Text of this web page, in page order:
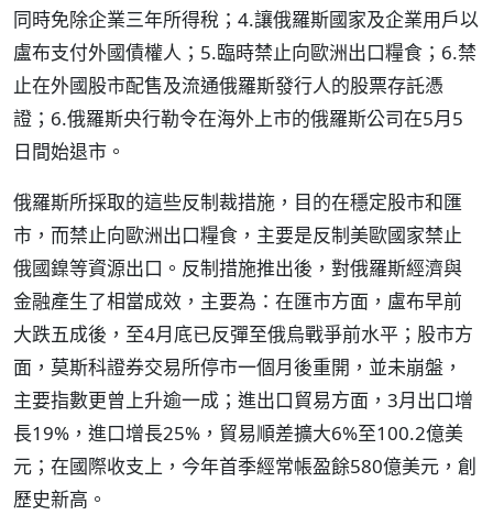
同時免除企業三年所得稅；4.讓俄羅斯國家及企業用戶以
盧布支付外國債權人；5.臨時禁止向歐洲出口糧食；6.禁
止在外國股市配售及流通俄羅斯發行人的股票存託憑
證；6.俄羅斯央行勒令在海外上市的俄羅斯公司在5月5
日間始退市。
俄羅斯所採取的這些反制裁措施，目的在穩定股市和匯
市，而禁止向歐洲出口糧食，主要是反制美歐國家禁止
俄國鎳等資源出口。反制措施推出後，對俄羅斯經濟與
金融產生了相當成效，主要為：在匯市方面，盧布早前
大跌五成後，至4月底已反彈至俄烏戰爭前水平；股市方
面，莫斯科證券交易所停市一個月後重開，並未崩盤，
主要指數更曾上升逾一成；進出口貿易方面，3月出口增
長19%，進口增長25%，貿易順差擴大6%至100.2億美
元；在國際收支上，今年首季經常帳盈餘580億美元，創
歷史新高。